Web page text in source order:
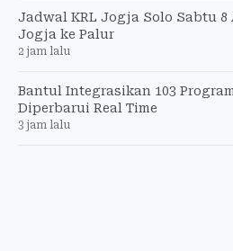
Jadwal KRL Jogja Solo Sabtu 8
Jogja ke Palur
2 jam lalu
Bantul Integrasikan 103
Diperbarui Real Time
3 jam lalu